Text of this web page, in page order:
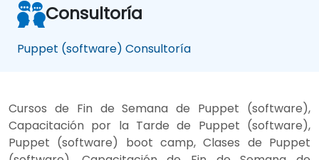
Consultoría
Puppet (software) Consultoría
Cursos de Fin de Semana de Puppet (software),
Capacitación por la Tarde de Puppet (software),
Puppet (software) boot camp, Clases de Puppet